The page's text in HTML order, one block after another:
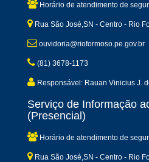
Horário de atendimento de
Rua São José,SN - Centro - Rio
ouvidoria@rioformoso.pe.gov.br
(81) 3678-1173
Responsável: Rauan Vinicius J.
Serviço de Informação
(Presencial)
Horário de atendimento de
Rua São José,SN - Centro - Rio